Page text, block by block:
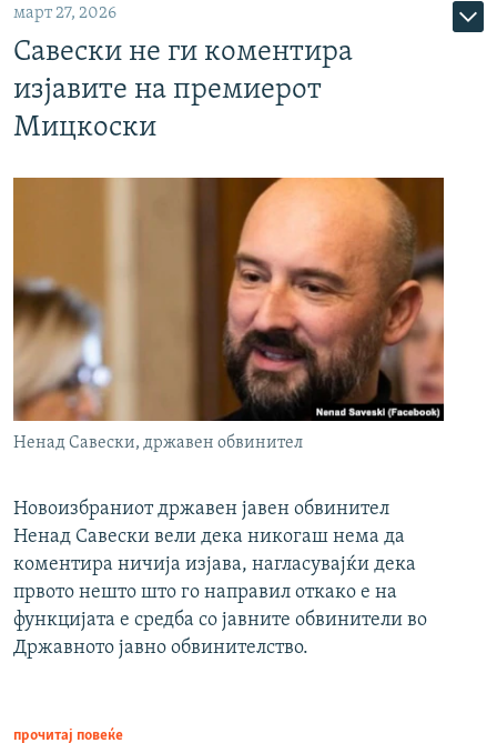
март 27, 2026
Савески не ги коментира
изјавите на премиерот
Мицкоски
Ненад Савески, државен обвинител
Новоизбраниот државен јавен обвинител
Ненад Савески вели дека никогаш нема да
коментира ничија изјава, нагласувајќи дека
првото нешто што го направил откако е на
функцијата е средба со јавните обвинители во
Државното јавно обвинителство.
прочитај повеќе